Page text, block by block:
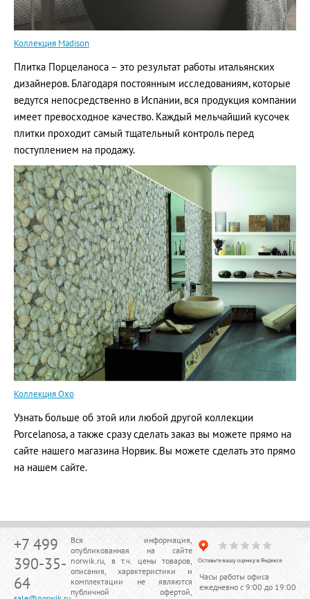
Коллекция Madison
Плитка Порцеланоса – это результат работы итальянских
дизайнеров. Благодаря постоянным исследованиям, которые
ведутся непосредственно в Испании, вся продукция компании
имеет превосходное качество. Каждый мельчайший кусочек
плитки проходит самый тщательный контроль перед
поступлением на продажу.
Коллекция Oxo
Узнать больше об этой или любой другой коллекции
Porcelanosa, а также сразу сделать заказ вы можете прямо на
сайте нашего магазина Норвик. Вы можете сделать это прямо
на нашем сайте.
+7 499
390-35-
64
Вся информация,
опубликованная на сайте
norwik.ru, в т.ч. цены товаров,
описания, характеристики и
комплектации не являются
публичной офертой,
Часы работы офиса
ежедневно с 9:00 до 19:00